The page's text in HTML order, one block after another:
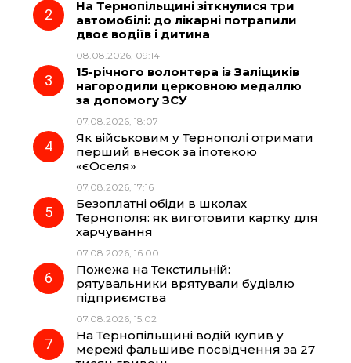
o
o
r
a
m
p
На Тернопільщині зіткнулися три
автомобілі: до лікарні потрапили
двоє водіїв і дитина
08.08.2026, 09:14
15-річного волонтера із Заліщиків
нагородили церковною медаллю
за допомогу ЗСУ
07.08.2026, 18:07
Як військовим у Тернополі отримати
перший внесок за іпотекою
«єОселя»
07.08.2026, 17:16
Безоплатні обіди в школах
Тернополя: як виготовити картку для
харчування
07.08.2026, 16:00
Пожежа на Текстильній:
рятувальники врятували будівлю
підприємства
07.08.2026, 15:02
На Тернопільщині водій купив у
мережі фальшиве посвідчення за 27